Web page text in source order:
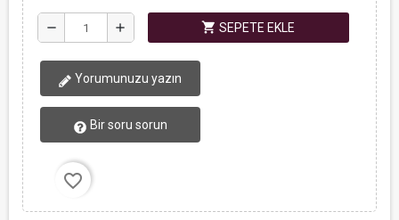
remove add shopping_cart SEPETE EKLE
Yorumunuzu yazın
Bir soru sorun
favorite_border